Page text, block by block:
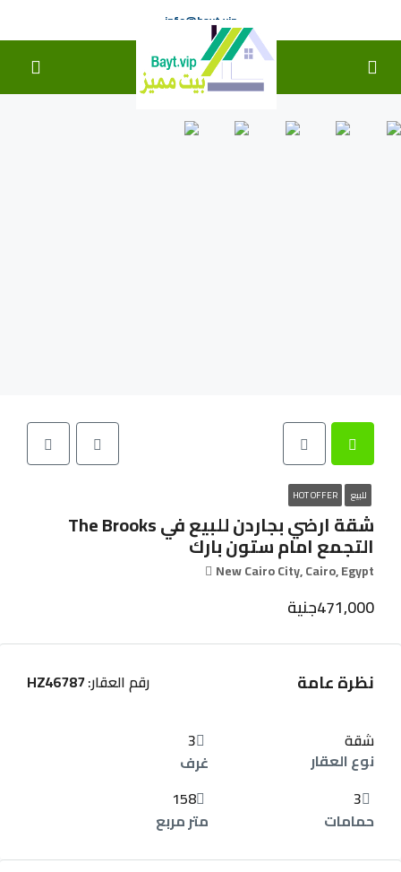
info@bayt.vip
للبيع HOT OFFER
شقة ارضي بجاردن للبيع في The Brooks
التجمع امام ستون بارك
New Cairo City, Cairo, Egypt
471,000جنية
نظرة عامة رقم العقار:
شقة
نوع العقار
3
غرف
3
حمامات
158
متر مربع